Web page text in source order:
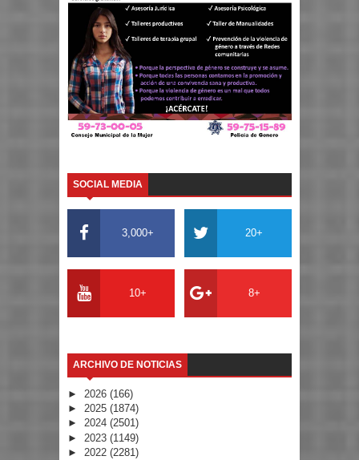
SOCIAL MEDIA
3,000+ 20+
10+ 8+
ARCHIVO DE NOTICIAS
► 2026 (166)
► 2025 (1874)
► 2024 (2501)
► 2023 (1149)
► 2022 (2281)